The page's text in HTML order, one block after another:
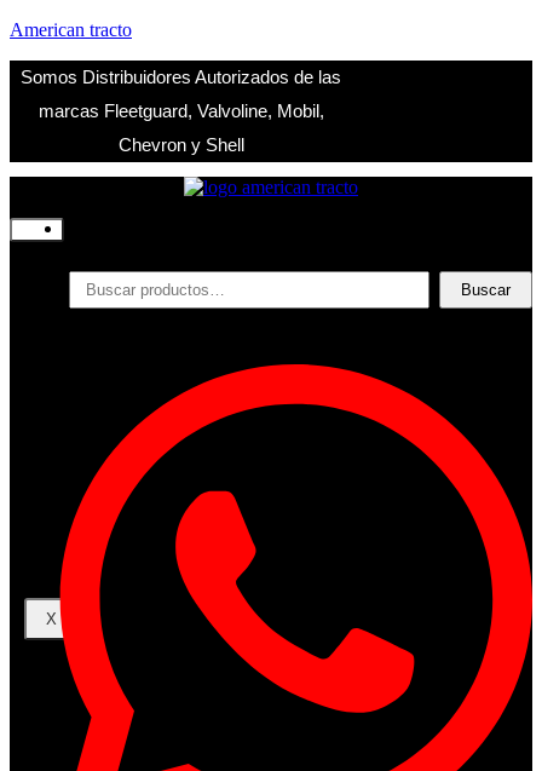
American tracto
Somos Distribuidores Autorizados de las
marcas Fleetguard, Valvoline, Mobil,
Chevron y Shell
Productos
Filtros
Contacto
Acceder
Iniciar Sesion
Registro
Restablecer la contraseña
X
Buscar